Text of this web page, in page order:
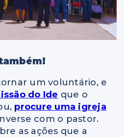
um voluntário, e
do Ide que o
procure uma igreja
com o pastor.
as ações que a